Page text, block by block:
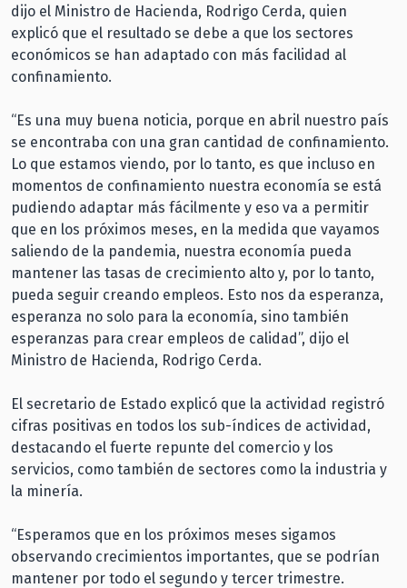
dijo el Ministro de Hacienda, Rodrigo Cerda, quien
explicó que el resultado se debe a que los sectores
económicos se han adaptado con más facilidad al
confinamiento.
“Es una muy buena noticia, porque en abril nuestro país
se encontraba con una gran cantidad de confinamiento.
Lo que estamos viendo, por lo tanto, es que incluso en
momentos de confinamiento nuestra economía se está
pudiendo adaptar más fácilmente y eso va a permitir
que en los próximos meses, en la medida que vayamos
saliendo de la pandemia, nuestra economía pueda
mantener las tasas de crecimiento alto y, por lo tanto,
pueda seguir creando empleos. Esto nos da esperanza,
esperanza no solo para la economía, sino también
esperanzas para crear empleos de calidad”, dijo el
Ministro de Hacienda, Rodrigo Cerda.
El secretario de Estado explicó que la actividad registró
cifras positivas en todos los sub-índices de actividad,
destacando el fuerte repunte del comercio y los
servicios, como también de sectores como la industria y
la minería.
“Esperamos que en los próximos meses sigamos
observando crecimientos importantes, que se podrían
mantener por todo el segundo y tercer trimestre.